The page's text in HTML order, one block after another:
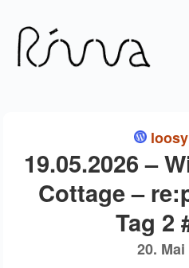
19.05.2026 –
Cottage –
Tag 2
20. Mai